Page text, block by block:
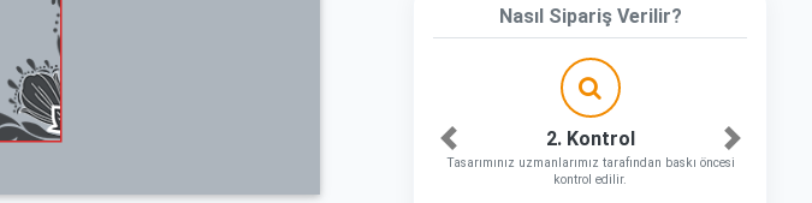
Nasıl Sipariş Verilir?
2. Kontrol
Tasarımınız uzmanlarımız tarafından baskı öncesi
kontrol edilir.
Önceki Sonraki